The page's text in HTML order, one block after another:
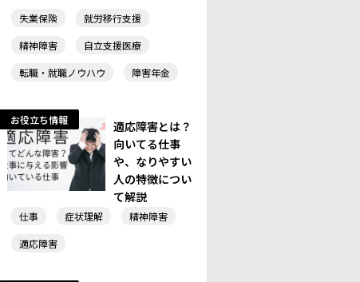
失業保険
就労移行支援
精神障害
自立支援医療
転職・就職ノウハウ
障害年金
お役立ち情報
適応障害とは？
向いてる仕事
や、なりやすい
人の特徴につい
て解説
仕事 症状理解
精神障害
適応障害